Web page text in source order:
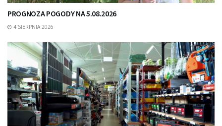
PROGNOZA POGODY NA 5.08.2026
4 SIERPNIA 2026